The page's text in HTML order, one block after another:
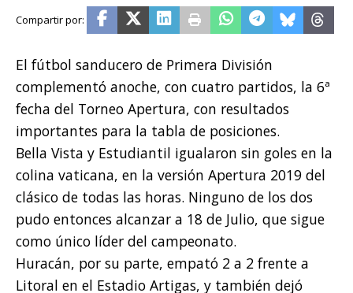
El fútbol sanducero de Primera División
complementó anoche, con cuatro partidos, la 6ª
fecha del Torneo Apertura, con resultados
importantes para la tabla de posiciones.
Bella Vista y Estudiantil igualaron sin goles en la
colina vaticana, en la versión Apertura 2019 del
clásico de todas las horas. Ninguno de los dos
pudo entonces alcanzar a 18 de Julio, que sigue
como único líder del campeonato.
Huracán, por su parte, empató 2 a 2 frente a
Litoral en el Estadio Artigas, y también dejó